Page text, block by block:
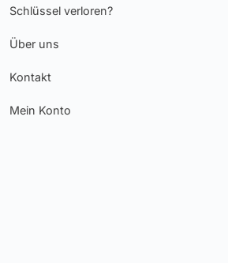
Schlüssel verloren?
Über uns
Kontakt
Mein Konto